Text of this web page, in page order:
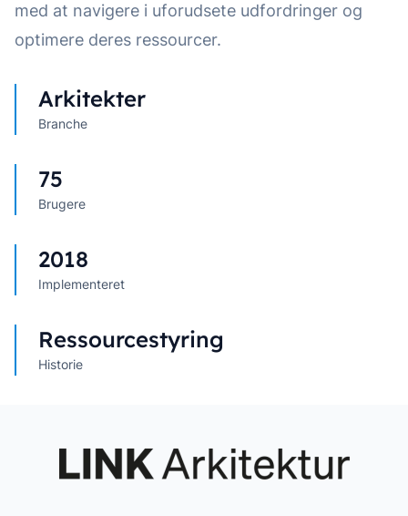
med at navigere i uforudsete udfordringer og
optimere deres ressourcer.
Branche
Arkitekter
Brugere
75
Implementeret
2018
Historie
Ressourcestyring